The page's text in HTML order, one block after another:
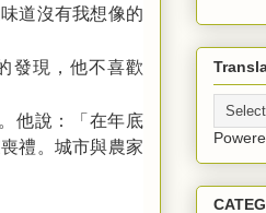
道沒有我想像的
發現，他不喜歡
他說：「在年底
禮。城市與農家